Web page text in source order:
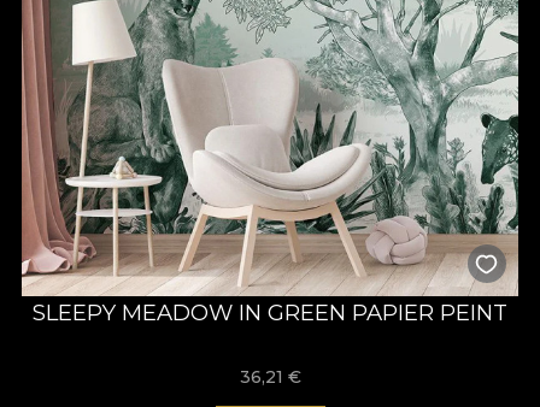
SLEEPY MEADOW IN GREEN PAPIER PEINT
36,21 €